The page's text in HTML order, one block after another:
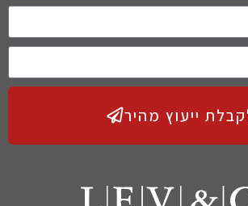
ייעוץ מהיר